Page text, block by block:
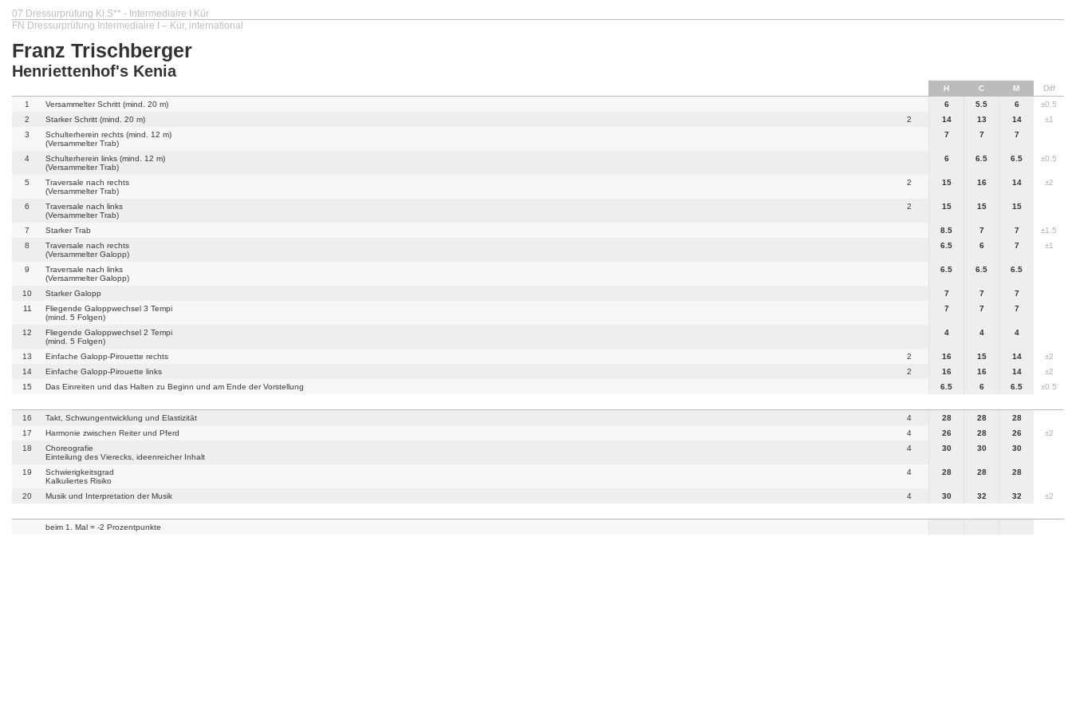
07 Dressurprüfung Kl.S** - Intermediaire I Kür
FN Dressurprüfung Intermediaire I – Kür, international
Franz Trischberger
Henriettenhof's Kenia
H C M
Diff
1
Versammelter Schritt (mind. 20 m) 6 5.5 6
±0.5
2
Starker Schritt (mind. 20 m) 2 14 13 14
±1
3
Schulterherein rechts (mind. 12 m)
(Versammelter Trab)
7 7 7
4
Schulterherein links (mind. 12 m)
(Versammelter Trab)
6 6.5 6.5 ±0.5
5
Traversale nach rechts
(Versammelter Trab)
2 15 16 14 ±2
6
Traversale nach links
(Versammelter Trab)
2 15 15 15
7 Starker Trab 8.5 7 7
±1.5
8
Traversale nach rechts
(Versammelter Galopp)
6.5 6 7 ±1
9
Traversale nach links
(Versammelter Galopp)
6.5 6.5 6.5
10 Starker Galopp 7 7
7
11
Fliegende Galoppwechsel 3 Tempi
(mind. 5 Folgen)
7 7 7
12
Fliegende Galoppwechsel 2 Tempi
(mind. 5 Folgen)
4 4 4
13 Einfache Galopp-Pirouette rechts 2 16 15 14
±2
14
Einfache Galopp-Pirouette links 2 16 16 14
±2
15
Das Einreiten und das Halten zu Beginn und am Ende der Vorstellung 6.5 6 6.5 ±0.5
16 Takt, Schwungentwicklung und Elastizität 4 28 28
28
17
Harmonie zwischen Reiter und Pferd 4 26 28 26
±2
18
Choreografie
Einteilung des Vierecks, ideenreicher Inhalt
4 30 30 30
19
Schwierigkeitsgrad
Kalkuliertes Risiko
4 28 28 28
20 Musik und Interpretation der Musik 4 30 32 32 ±2
beim 1. Mal = -2 Prozentpunkte